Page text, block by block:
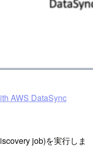
AWS DataSync
job)を実行しま